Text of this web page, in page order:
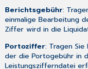
Berichtsgebühr:
einmalige Bearbeitung
Ziffer wird in die
Portoziffer: Tragen
der die Portogebühr in
Leistungszifferndatei